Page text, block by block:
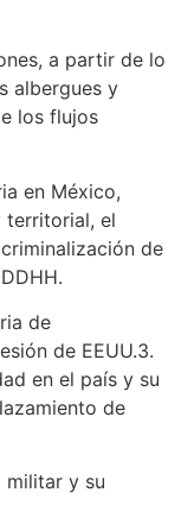
a partir de lo
albergues y
los flujos
en México,
territorial, el
de
de
de EEUU.3.
en el país y su
de
militar y su